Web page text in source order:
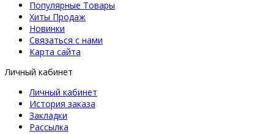
Популярные Товары
Хиты Продаж
Новинки
Связаться с нами
Карта сайта
Личный кабинет
Личный кабинет
История заказа
Закладки
Рассылка